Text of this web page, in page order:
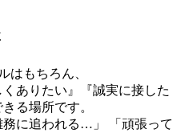
はもちろん、
ありたい』『誠実に接した
る場所です。
務に追われる…」 「頑張って